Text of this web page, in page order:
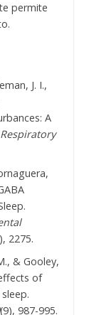
permite
J. I.,
A
2275.
& Gooley,
of
(9), 987-995.